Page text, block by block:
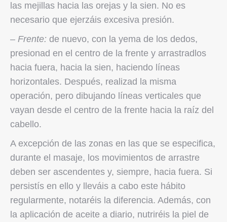
las mejillas hacia las orejas y la sien. No es
necesario que ejerzáis excesiva presión.
– Frente: de nuevo, con la yema de los dedos,
presionad en el centro de la frente y arrastradlos
hacia fuera, hacia la sien, haciendo líneas
horizontales. Después, realizad la misma
operación, pero dibujando líneas verticales que
vayan desde el centro de la frente hacia la raíz del
cabello.
A excepción de las zonas en las que se especifica,
durante el masaje, los movimientos de arrastre
deben ser ascendentes y, siempre, hacia fuera. Si
persistís en ello y lleváis a cabo este hábito
regularmente, notaréis la diferencia. Además, con
la aplicación de aceite a diario, nutriréis la piel de